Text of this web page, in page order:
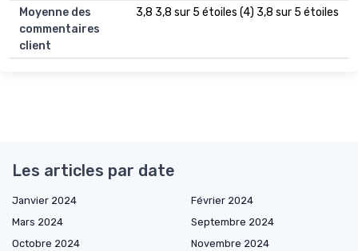
Moyenne des
commentaires
client
3,8 3,8 sur 5 étoiles (4) 3,8 sur 5 étoiles
Les articles par date
Janvier 2024
Février 2024
Mars 2024
Septembre 2024
Octobre 2024
Novembre 2024